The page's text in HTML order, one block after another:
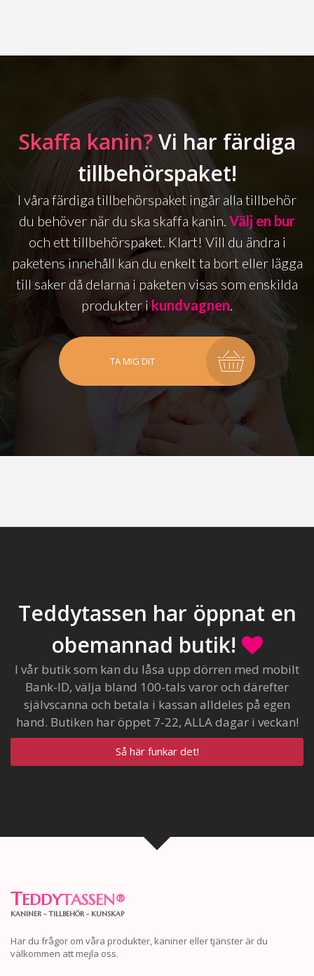
Skaffa kanin?Vi har färdiga
tillbehörspaket!
I våra färdiga tillbehörspaket ingår alla tillbehör
du behöver när du ska skaffa kanin. Välj en bur
och ett tillbehörspaket. Klart! Vill du ändra i
paketens innehåll kan du enkelt ta bort eller lägga
till saker då delarna i paketen visas som enskilda
produkter ikundvagnen.
TA MIG DIT
Teddytassen har öppnat en
obemannad butik!
I vår butik som kan du låsa upp dörren med mobilt
Bank-ID, välja bland 100-tals varor och därefter
självscanna och betala i kassan alldeles på egen
hand. Butiken har öppet 7-22, ALLA dagar i veckan!
Så här funkar det!
TEDDYTASSEN®
KANINER - TILLBEHÖR - KUNSKAP
Har du frågor om våra produkter, kaniner eller tjänster är du
välkommen att mejla oss.